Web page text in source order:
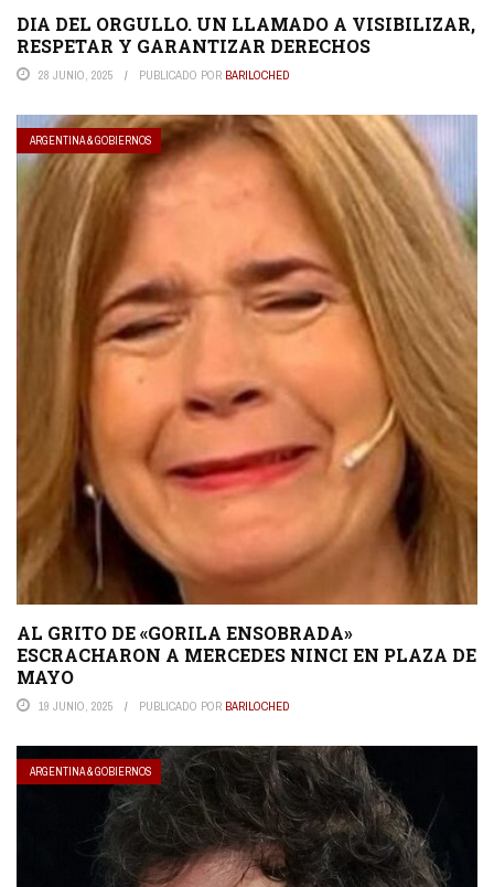
DIA DEL ORGULLO. UN LLAMADO A VISIBILIZAR,
RESPETAR Y GARANTIZAR DERECHOS
28 JUNIO, 2025 PUBLICADO POR BARILOCHED
ARGENTINA & GOBIERNOS
AL GRITO DE «GORILA ENSOBRADA»
ESCRACHARON A MERCEDES NINCI EN PLAZA DE
MAYO
19 JUNIO, 2025 PUBLICADO POR BARILOCHED
ARGENTINA & GOBIERNOS